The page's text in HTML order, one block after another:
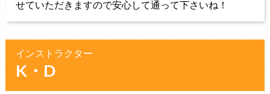
せていただきますので安心して通って下さいね！
インストラクター
K・D